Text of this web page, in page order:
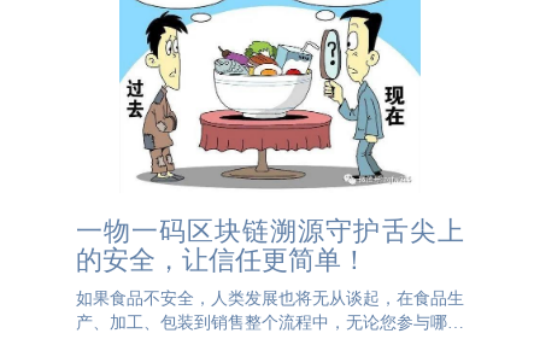
一物一码区块链溯源守护舌尖上
的安全，让信任更简单！
如果食品不安全，人类发展也将无从谈起，在食品生
产、加工、包装到销售整个流程中，无论您参与哪个